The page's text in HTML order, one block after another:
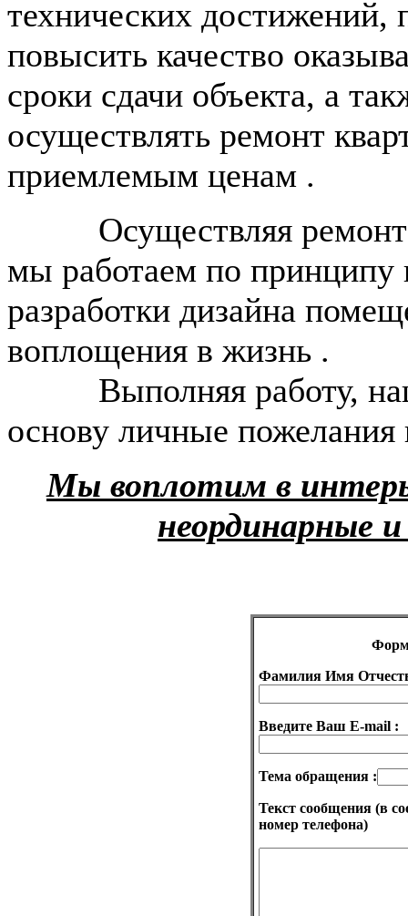
технических
повысить качество
сроки сдачи объекта, а
осуществлять ремонт
приемлемым ценам .
Осуществляя ремонт
мы работаем по принципу
разработки дизайна
воплощения в жизнь .
Выполняя работу,
основу личные пожелания
Мы воплотим в
неординарные
Фамилия Имя
Введите Ваш E-mail :
Тема обращения :
Текст сообщения (в
номер телефона)